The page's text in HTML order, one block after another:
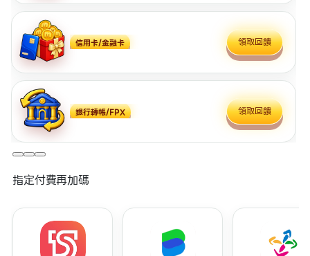
信用卡/金融卡 領取回饋
銀行轉帳/FPX 領取回饋
指定付費再加碼